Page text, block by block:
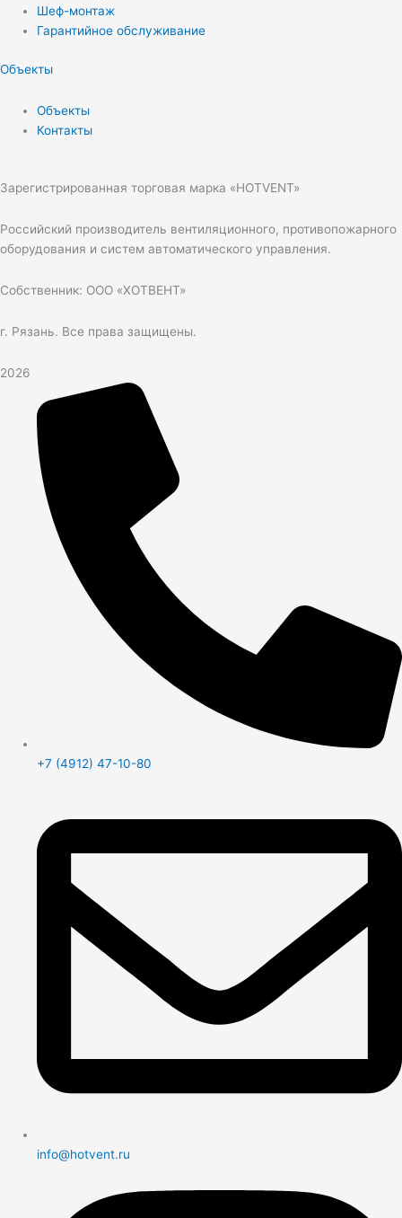
Шеф-монтаж
Гарантийное обслуживание
Объекты
Объекты
Контакты
Зарегистрированная торговая марка «HOTVENT»
Российский производитель вентиляционного, противопожарного
оборудования и систем автоматического управления.
Собственник: ООО «ХОТВЕНТ»
г. Рязань. Все права защищены.
2026
+7 (4912) 47-10-80
info@hotvent.ru